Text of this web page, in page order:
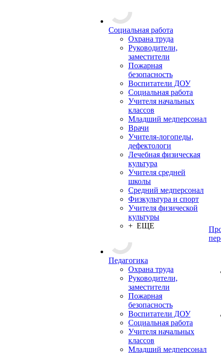
Социальная работа
Охрана труда
Руководители,
заместители
Пожарная
безопасность
Воспитатели ДОУ
Социальная работа
Учителя начальных
классов
Младший медперсонал
Врачи
Учителя-логопеды,
дефектологи
Лечебная физическая
культура
Учителя средней
школы
Средний медперсонал
Физкультура и спорт
Учителя физической
культуры
+ ЕЩЕ
Педагогика
Охрана труда
Руководители,
заместители
Пожарная
безопасность
Воспитатели ДОУ
Социальная работа
Учителя начальных
классов
Младший медперсонал